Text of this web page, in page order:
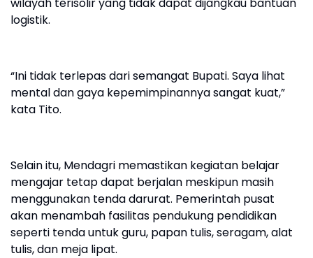
logistik.
“Ini tidak terlepas dari semangat Bupati. Saya lihat
mental dan gaya kepemimpinannya sangat kuat,”
kata Tito.
Selain itu, Mendagri memastikan kegiatan belajar
mengajar tetap dapat berjalan meskipun masih
menggunakan tenda darurat. Pemerintah pusat
akan menambah fasilitas pendukung pendidikan
seperti tenda untuk guru, papan tulis, seragam, alat
tulis, dan meja lipat.